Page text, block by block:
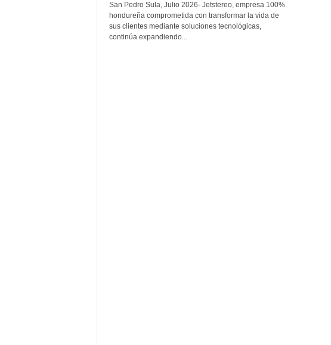
San Pedro Sula, Julio 2026- Jetstereo, empresa 100%
hondureña comprometida con transformar la vida de
sus clientes mediante soluciones tecnológicas,
continúa expandiendo...